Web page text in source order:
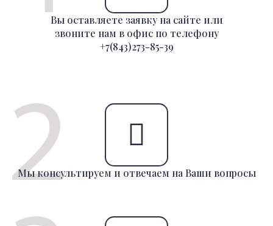
Вы оставляете заявку на сайте или
звоните нам в офис по телефону
+7(843)273-85-39
Мы консультируем и отвечаем на Ваши вопросы